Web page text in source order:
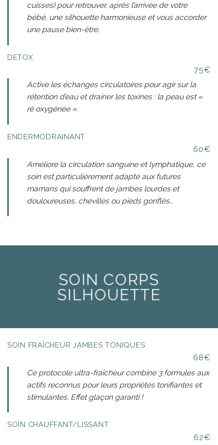
cuisses) pour retrouver, après l’arrivée de votre
bébé, une silhouette harmonieuse et vous accorder
une pause bien-être.
DETOX
75€
Active les échanges circulatoires pour agir sur la
rétention d’eau et drainer les toxines : la peau est «
ré oxygénée ».
ENDERMODRAINANT
60€
Améliore la circulation sanguine et lymphatique, ce
soin est particulièrement adapté aux futures
mamans qui souffrent de jambes lourdes et
douloureuses, chevilles ou pieds gonflés…
SOIN CORPS
SILHOUETTE
SOIN FRAÎCHEUR JAMBES TONIQUES
68€
Ce protocole ultra-fraîcheur combine 3 formules aux
actifs reconnus pour leurs propriétés tonifiantes et
stimulantes. Effet glaçon garanti !
SOIN CHAUFFANT/LISSANT
62€